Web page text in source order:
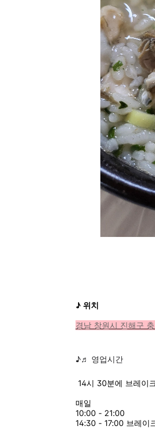
♪ 위치
경남 창원시 진해구
♪♬ 영업시간
14시 30분에 브레이
매일
10:00 - 21:00
14:30 - 17:00 브레이